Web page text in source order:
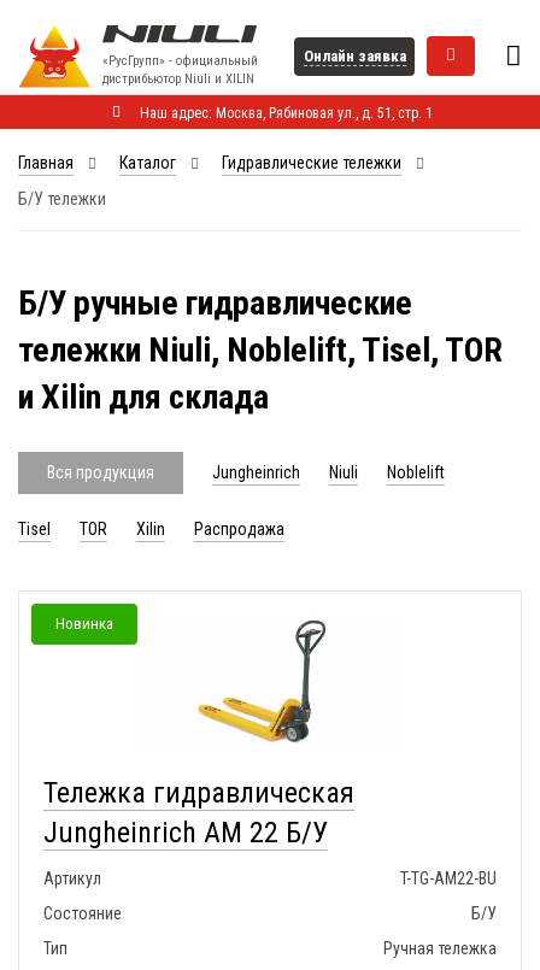
«РусГрупп» - официальный
диcтрибьютор Niuli и XILIN
Онлайн заявка
Наш адрес: Москва, Рябиновая ул., д. 51, стр. 1
Главная Каталог
Гидравлические тележки
Б/У тележки
Б/У ручные гидравлические
тележки Niuli, Noblelift, Tisel, TOR
и Xilin для склада
Вся продукция Jungheinrich Niuli Noblelift
Tisel TOR Xilin Распродажа
Новинка
Тележка гидравлическая
Jungheinrich AM 22 Б/У
Артикул
T-TG-AM22-BU
Состояние
Б/У
Тип
Ручная тележка